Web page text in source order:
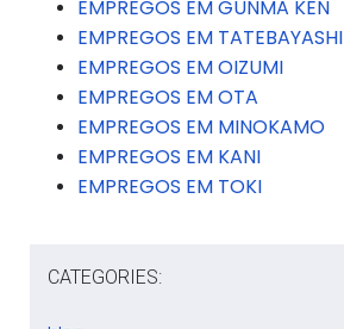
EMPREGOS EM GUNMA KEN
EMPREGOS EM TATEBAYASHI
EMPREGOS EM OIZUMI
EMPREGOS EM OTA
EMPREGOS EM MINOKAMO
EMPREGOS EM KANI
EMPREGOS EM TOKI
CATEGORIES: